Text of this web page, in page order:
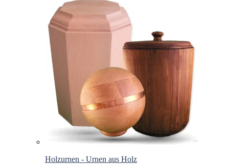
Holzurnen - Urnen aus Holz